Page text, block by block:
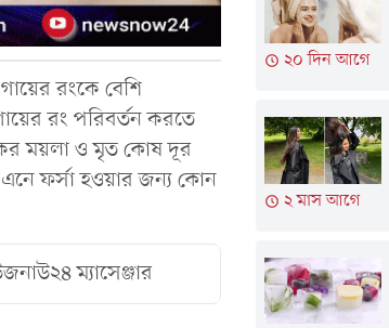
রংকে বেশি
রং পরিবর্তন করতে
ময়লা ও মৃত কোষ দূর
ফর্সা হওয়ার জন্য কোন
ম্যাসেঞ্জার
২০ দিন আগে
২ মাস আগে